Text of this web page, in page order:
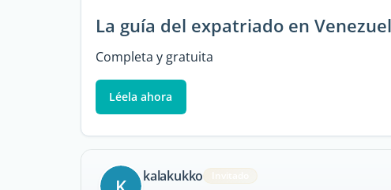
La guía del expatriado en
Completa y gratuita
Léela ahora
kalakukko